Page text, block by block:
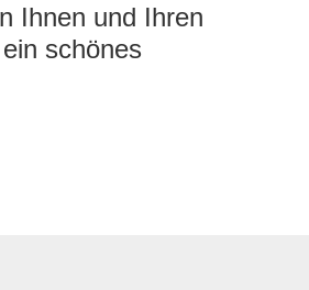
Ihnen und Ihren
schönes